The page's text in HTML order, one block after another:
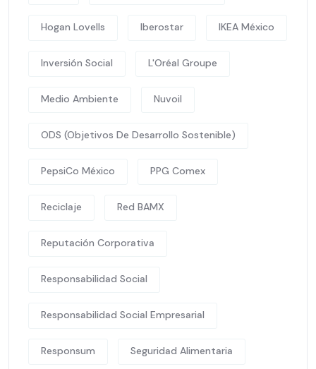
Hogan Lovells Iberostar IKEA México
Inversión Social L'Oréal Groupe
Medio Ambiente Nuvoil
ODS (Objetivos De Desarrollo Sostenible)
PepsiCo México PPG Comex
Reciclaje Red BAMX
Reputación Corporativa
Responsabilidad Social
Responsabilidad Social Empresarial
Responsum Seguridad Alimentaria